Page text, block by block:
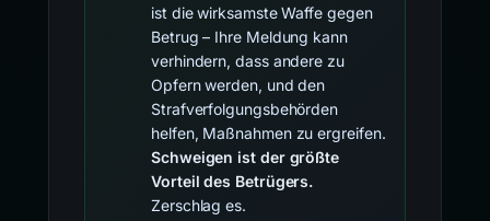
ist die wirksamste Waffe gegen
Betrug – Ihre Meldung kann
verhindern, dass andere zu
Opfern werden, und den
Strafverfolgungsbehörden
helfen, Maßnahmen zu ergreifen.
Schweigen ist der größte
Vorteil des Betrügers.
Zerschlag es.